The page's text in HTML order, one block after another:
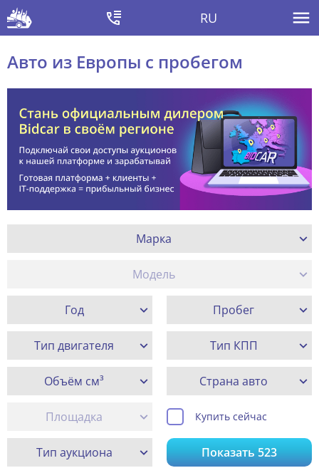
RU
Авто из Европы с пробегом
Марка
Модель
Год Пробег
Тип двигателя Тип КПП
Объём см³ Страна авто
Площадка Купить сейчас
Тип аукциона Показать523